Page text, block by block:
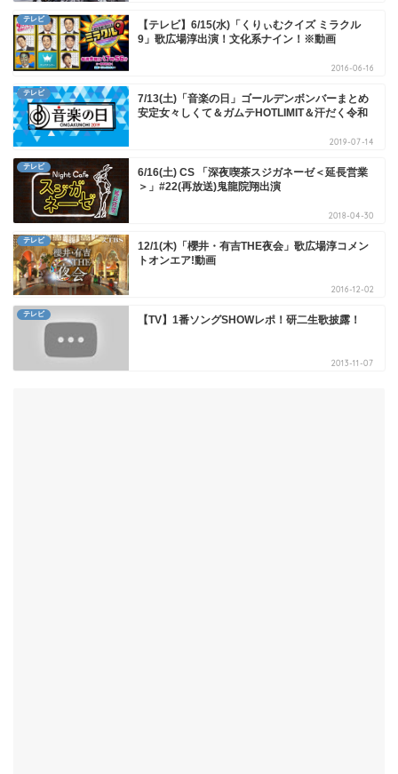
テレビ
【テレビ】6/15(水)「くりぃむクイズ ミラクル
9」歌広場淳出演！文化系ナイン！※動画
2016-06-16
テレビ
7/13(土)「音楽の日」ゴールデンボンバーまとめ
安定女々しくて＆ガムテHOTLIMIT＆汗だく令和
2019-07-14
テレビ
6/16(土) CS 「深夜喫茶スジガネーゼ＜延長営業
＞」#22(再放送)鬼龍院翔出演
2018-04-30
テレビ
12/1(木)「櫻井・有吉THE夜会」歌広場淳コメン
トオンエア!動画
2016-12-02
テレビ 【TV】1番ソングSHOWレポ！研二生歌披露！
2013-11-07